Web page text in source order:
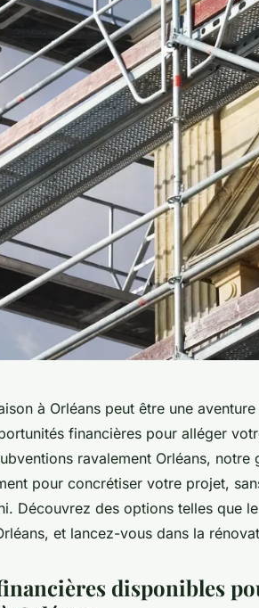
à Orléans peut être une
financières pour alléger
ravalement Orléans, notre
pour concrétiser votre projet,
Découvrez des options telles que
et lancez-vous dans la
disponibles